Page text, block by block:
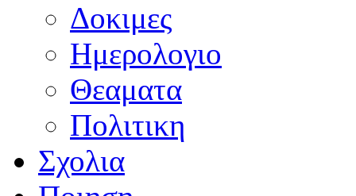
Δοκιμες
Ημερολογιο
Θεαματα
Πολιτικη
Σχολια